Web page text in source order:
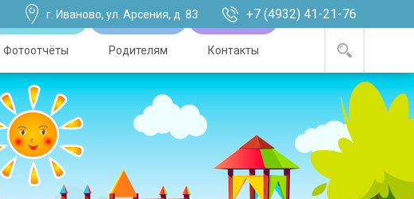
г. Иваново, ул. Арсения, д. 83 +7 (4932) 41-21-76
Фотоотчёты Родителям Контакты